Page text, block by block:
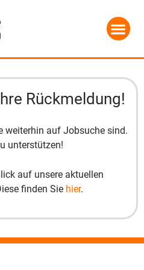
Rückmeldung!
weiterhin auf Jobsuche sind.
unterstützen!
auf unsere aktuellen
finden Sie hier.